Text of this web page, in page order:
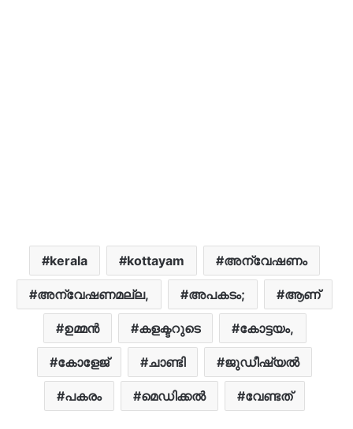
kerala kottayam അന്വേഷണം
അന്വേഷണമല്ല, അപകടം; ആണ്
ഉമ്മൻ കളക്ടറുടെ കോട്ടയം,
കോളേജ് ചാണ്ടി ജുഡീഷ്യൽ
പകരം മെഡിക്കൽ വേണ്ടത്